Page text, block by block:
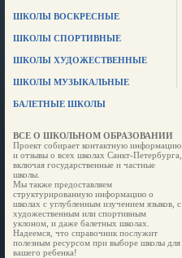
ШКОЛЫ ВОСКРЕСНЫЕ
ШКОЛЫ СПОРТИВНЫЕ
ШКОЛЫ ХУДОЖЕСТВЕННЫЕ
ШКОЛЫ МУЗЫКАЛЬНЫЕ
БАЛЕТНЫЕ ШКОЛЫ
ВСЕ О ШКОЛЬНОМ ОБРАЗОВАНИИ
Проект собирает контактную информацию
и отзывы о всех школах Санкт-Петербурга,
включая государственные и частные
школы.
Мы также предоставляем
структурированную информацию о
школах с углубленным изучением языков, с
художественным или спортивным
уклоном, и даже балетных школах.
Надеемся, что справочник послужит
полезным ресурсом при выборе школы для
вашего ребенка!